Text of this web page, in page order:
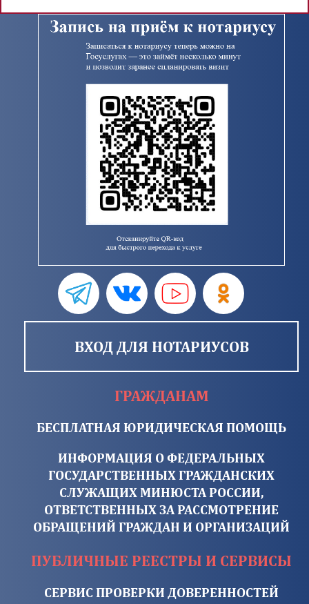
ВХОД ДЛЯ НОТАРИУСОВ
ГРАЖДАНАМ
БЕСПЛАТНАЯ ЮРИДИЧЕСКАЯ ПОМОЩЬ
ИНФОРМАЦИЯ О ФЕДЕРАЛЬНЫХ
ГОСУДАРСТВЕННЫХ ГРАЖДАНСКИХ
СЛУЖАЩИХ МИНЮСТА РОССИИ,
ОТВЕТСТВЕННЫХ ЗА РАССМОТРЕНИЕ
ОБРАЩЕНИЙ ГРАЖДАН И ОРГАНИЗАЦИЙ
ПУБЛИЧНЫЕ РЕЕСТРЫ И СЕРВИСЫ
СЕРВИС ПРОВЕРКИ ДОВЕРЕННОСТЕЙ